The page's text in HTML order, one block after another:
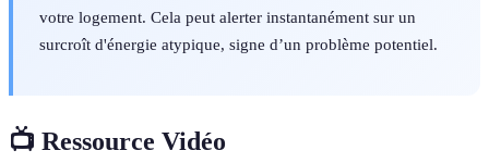
votre logement. Cela peut alerter instantanément sur un
surcroît d'énergie atypique, signe d’un problème potentiel.
📺 Ressource Vidéo